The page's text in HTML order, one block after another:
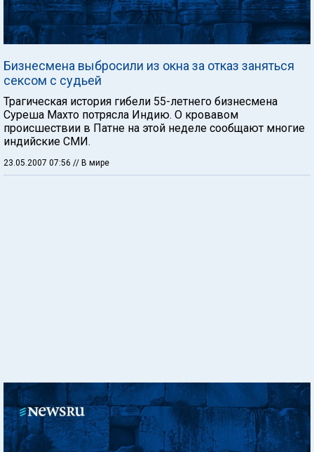
Бизнесмена выбросили из окна за отказ заняться
сексом с судьей
Трагическая история гибели 55-летнего бизнесмена
Суреша Махто потрясла Индию. О кровавом
происшествии в Патне на этой неделе сообщают многие
индийские СМИ.
23.05.2007 07:56 // В мире